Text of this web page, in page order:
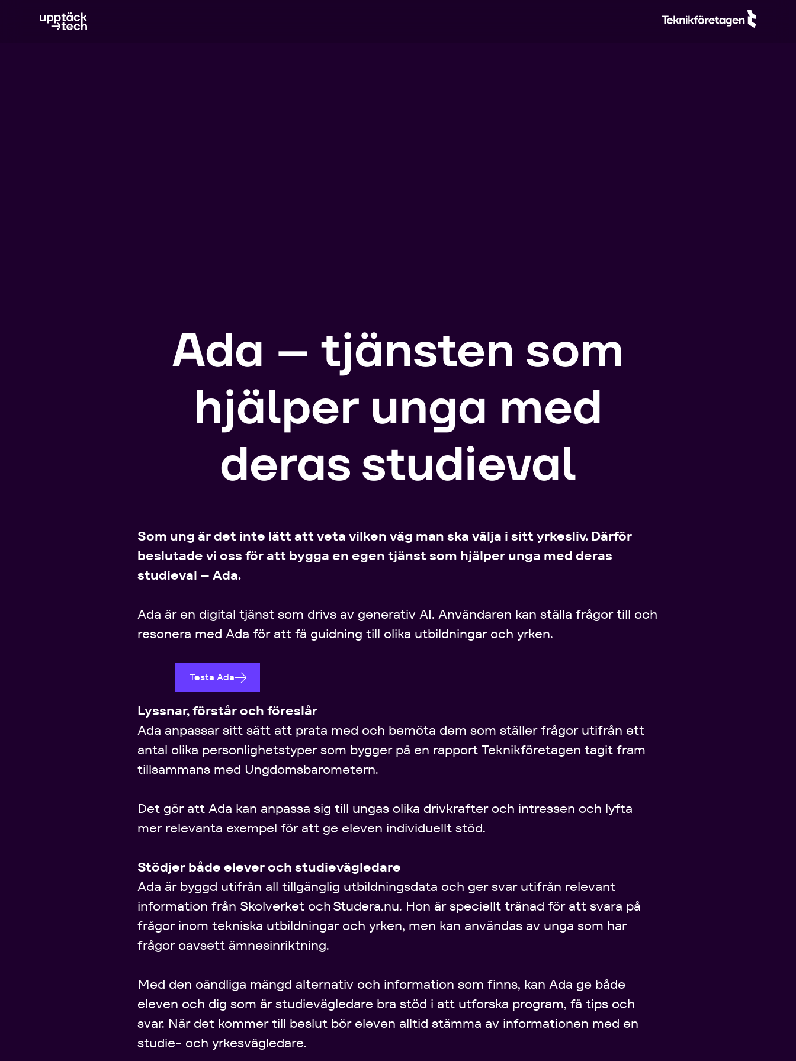
Ada – tjänsten som
hjälper unga med
deras studieval
Som ung är det inte lätt att veta vilken väg man ska välja i sitt yrkesliv. Därför
beslutade vi oss för att bygga en egen tjänst som hjälper unga med deras
studieval – Ada.
Ada är en digital tjänst som drivs av generativ AI. Användaren kan ställa frågor till och
resonera med Ada för att få guidning till olika utbildningar och yrken.
Testa Ada
Lyssnar, förstår och föreslår
Ada anpassar sitt sätt att prata med och bemöta dem som ställer frågor utifrån ett
antal olika personlighetstyper som bygger på en rapport Teknikföretagen tagit fram
tillsammans med Ungdomsbarometern.
Det gör att Ada kan anpassa sig till ungas olika drivkrafter och intressen och lyfta
mer relevanta exempel för att ge eleven individuellt stöd.
Stödjer både elever och studievägledare
Ada är byggd utifrån all tillgänglig utbildningsdata och ger svar utifrån relevant
information från Skolverket och Studera.nu. Hon är speciellt tränad för att svara på
frågor inom tekniska utbildningar och yrken, men kan användas av unga som har
frågor oavsett ämnesinriktning.
Med den oändliga mängd alternativ och information som finns, kan Ada ge både
eleven och dig som är studievägledare bra stöd i att utforska program, få tips och
svar. När det kommer till beslut bör eleven alltid stämma av informationen med en
studie- och yrkesvägledare.